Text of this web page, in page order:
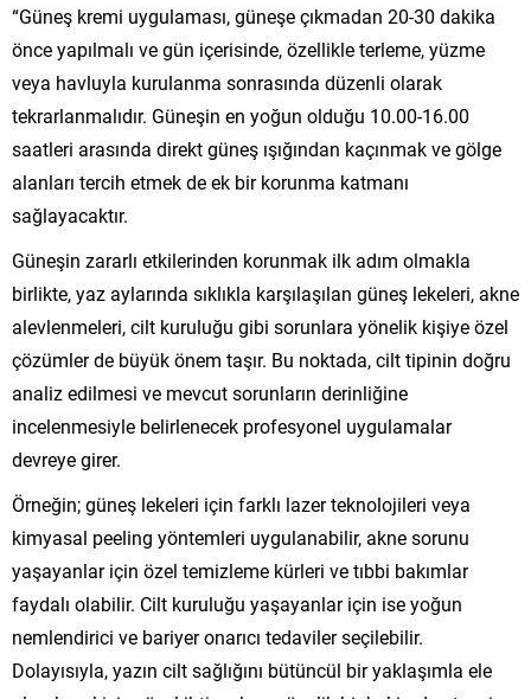
“Güneş kremi uygulaması, güneşe çıkmadan 20-30 dakika
önce yapılmalı ve gün içerisinde, özellikle terleme, yüzme
veya havluyla kurulanma sonrasında düzenli olarak
tekrarlanmalıdır. Güneşin en yoğun olduğu 10.00-16.00
saatleri arasında direkt güneş ışığından kaçınmak ve gölge
alanları tercih etmek de ek bir korunma katmanı
sağlayacaktır.
Güneşin zararlı etkilerinden korunmak ilk adım olmakla
birlikte, yaz aylarında sıklıkla karşılaşılan güneş lekeleri, akne
alevlenmeleri, cilt kuruluğu gibi sorunlara yönelik kişiye özel
çözümler de büyük önem taşır. Bu noktada, cilt tipinin doğru
analiz edilmesi ve mevcut sorunların derinliğine
incelenmesiyle belirlenecek profesyonel uygulamalar
devreye girer.
Örneğin; güneş lekeleri için farklı lazer teknolojileri veya
kimyasal peeling yöntemleri uygulanabilir, akne sorunu
yaşayanlar için özel temizleme kürleri ve tıbbi bakımlar
faydalı olabilir. Cilt kuruluğu yaşayanlar için ise yoğun
nemlendirici ve bariyer onarıcı tedaviler seçilebilir.
Dolayısıyla, yazın cilt sağlığını bütüncül bir yaklaşımla ele